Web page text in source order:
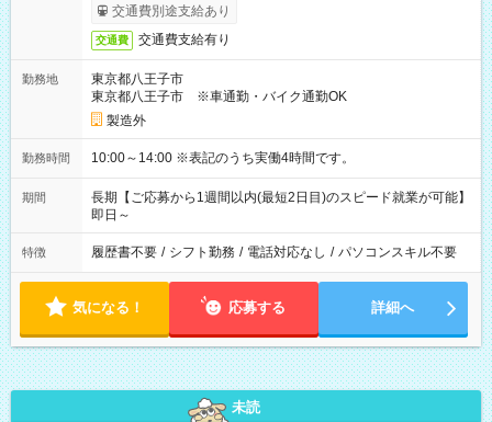
交通費別途支給あり
交通費 交通費支給有り
勤務地
東京都八王子市
東京都八王子市 ※車通勤・バイク通勤OK
製造外
勤務時間 10:00～14:00 ※表記のうち実働4時間です。
期間
長期【ご応募から1週間以内(最短2日目)のスピード就業が可能】
即日～
特徴 履歴書不要 / シフト勤務 / 電話対応なし / パソコンスキル不要
気になる！ 応募する 詳細へ
未読